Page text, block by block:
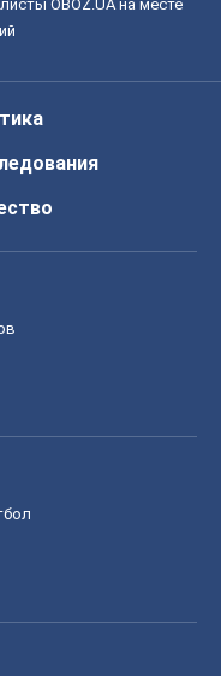
OBOZ.UA на месте